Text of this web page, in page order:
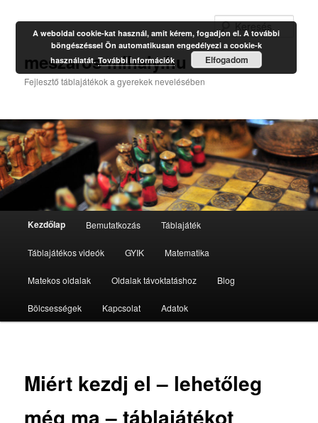
meszaros-mihaly.hu
Fejlesztő táblajátékok a gyerekek nevelésében
Tovább
az
elsődleges
tartalomra
Kezdőlap Bemutatkozás Táblajáték
Táblajátékos videók GYIK Matematika
Matekos oldalak Oldalak távoktatáshoz Blog
Bölcsességek Kapcsolat Adatok
Miért kezdj el – lehetőleg
még ma – táblajátékot
A weboldal cookie-kat használ, amit kérem, fogadjon el. A további
böngészéssel Ön automatikusan engedélyezi a cookie-k
használatát.További információk Elfogadom